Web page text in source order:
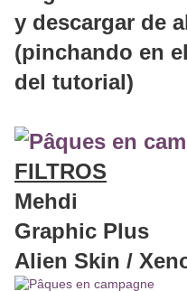
y descargar de
(pinchando en
del tutorial)
FILTROS
Mehdi
Graphic Plus
Alien Skin /